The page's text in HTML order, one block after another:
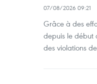
07/08/2026 09:21
Grâce à des
depuis le début
des violations